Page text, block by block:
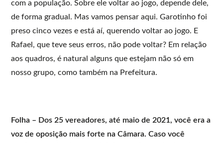
com a população. Sobre ele voltar ao jogo, depende dele,
de forma gradual. Mas vamos pensar aqui. Garotinho foi
preso cinco vezes e está aí, querendo voltar ao jogo. E
Rafael, que teve seus erros, não pode voltar? Em relação
aos quadros, é natural alguns que estejam não só em
nosso grupo, como também na Prefeitura.
Folha – Dos 25 vereadores, até maio de 2021, você era a
voz de oposição mais forte na Câmara. Caso você